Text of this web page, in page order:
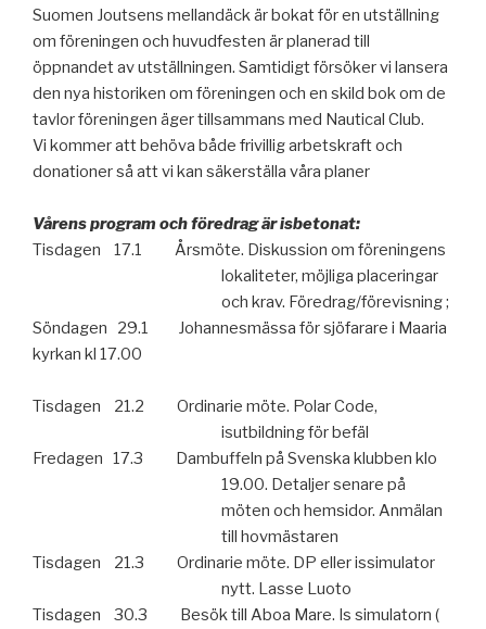
Suomen Joutsens mellandäck är bokat för en utställning
om föreningen och huvudfesten är planerad till
öppnandet av utställningen. Samtidigt försöker vi lansera
den nya historiken om föreningen och en skild bok om de
tavlor föreningen äger tillsammans med Nautical Club.
Vi kommer att behöva både frivillig arbetskraft och
donationer så att vi kan säkerställa våra planer
Vårens program och föredrag är isbetonat:
Tisdagen
17.1
Årsmöte. Diskussion om föreningens
lokaliteter, möjliga placeringar
och krav. Föredrag/förevisning ;
Söndagen
29.1
Johannesmässa för sjöfarare i Maaria
kyrkan kl 17.00
Tisdagen 21.2
Ordinarie möte. Polar Code,
isutbildning för befäl
Fredagen 17.3
Dambuffeln på Svenska klubben klo
19.00. Detaljer senare på
möten och hemsidor. Anmälan
till hovmästaren
Tisdagen
21.3
Ordinarie möte. DP eller issimulator
nytt. Lasse Luoto
Tisdagen
30.3
Besök till Aboa Mare. Is simulatorn (